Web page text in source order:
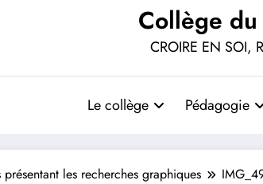
Collège
CROIRE EN SOI,
Le collège Pédagogie
les recherches graphiques